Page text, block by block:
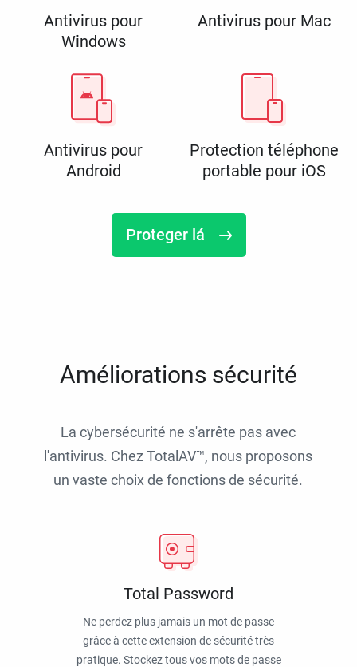
Antivirus pour
Windows
Antivirus pour Mac
Antivirus pour
Android
Protection téléphone
portable pour iOS
Proteger lá
Améliorations sécurité
La cybersécurité ne s'arrête pas avec
l'antivirus. Chez TotalAV™, nous proposons
un vaste choix de fonctions de sécurité.
Total Password
Ne perdez plus jamais un mot de passe
grâce à cette extension de sécurité très
pratique. Stockez tous vos mots de passe